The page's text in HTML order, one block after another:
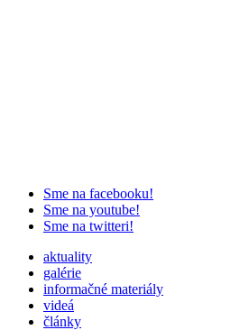
Sme na facebooku!
Sme na youtube!
Sme na twitteri!
aktuality
galérie
informačné materiály
videá
články